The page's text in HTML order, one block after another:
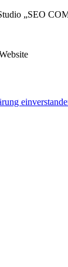
„SEO